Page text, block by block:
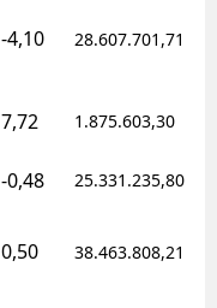
-4,10 28.607.701,71
7,72 1.875.603,30
-0,48 25.331.235,80
0,50 38.463.808,21